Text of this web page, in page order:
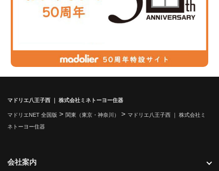
マドリエ八王子西 ｜ 株式会社ミネトーヨー住器
マドリエNET 全国版 > 関東（東京・神奈川） > マドリエ八王子西 ｜ 株式会社ミ
ネトーヨー住器
会社案内